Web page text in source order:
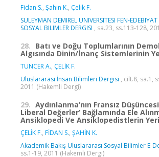
Fidan S., Şahin K., Çelik F.
SULEYMAN DEMIREL UNIVERSITESI FEN-
SOSYAL BILIMLER DERGISI , sa.23, ss.113-128,
28. Batı ve Doğu Toplumlarının
Algısında Dinin/İnanç Sistemlerinin
TUNCER A., ÇELİK F.
Uluslararası İnsan Bilimleri Dergisi , cilt.8, sa.1,
2011 (Hakemli Dergi)
29. Aydınlanma’nın Fransız
Liberal Değerler’ Bağlamında Ele
Ansiklopedi Ve Ansiklopedistlerin Yeri
ÇELİK F., FİDAN S., ŞAHİN K.
Akademik Bakış Uluslararası Sosyal Bilimler E-
ss.1-19, 2011 (Hakemli Dergi)